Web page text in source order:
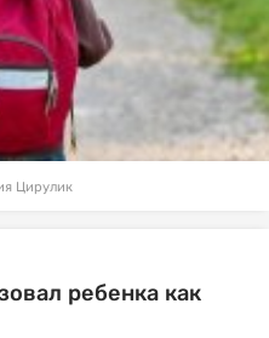
Цирулик
ребенка как